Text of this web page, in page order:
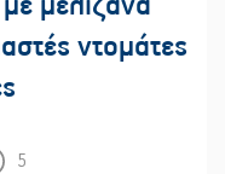
ντομάτες
5